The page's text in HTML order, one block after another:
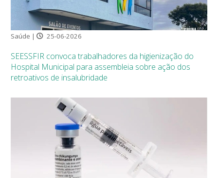
Saúde | 25-06-2026
SEESSFIR convoca trabalhadores da higienização do
Hospital Municipal para assembleia sobre ação dos
retroativos de insalubridade